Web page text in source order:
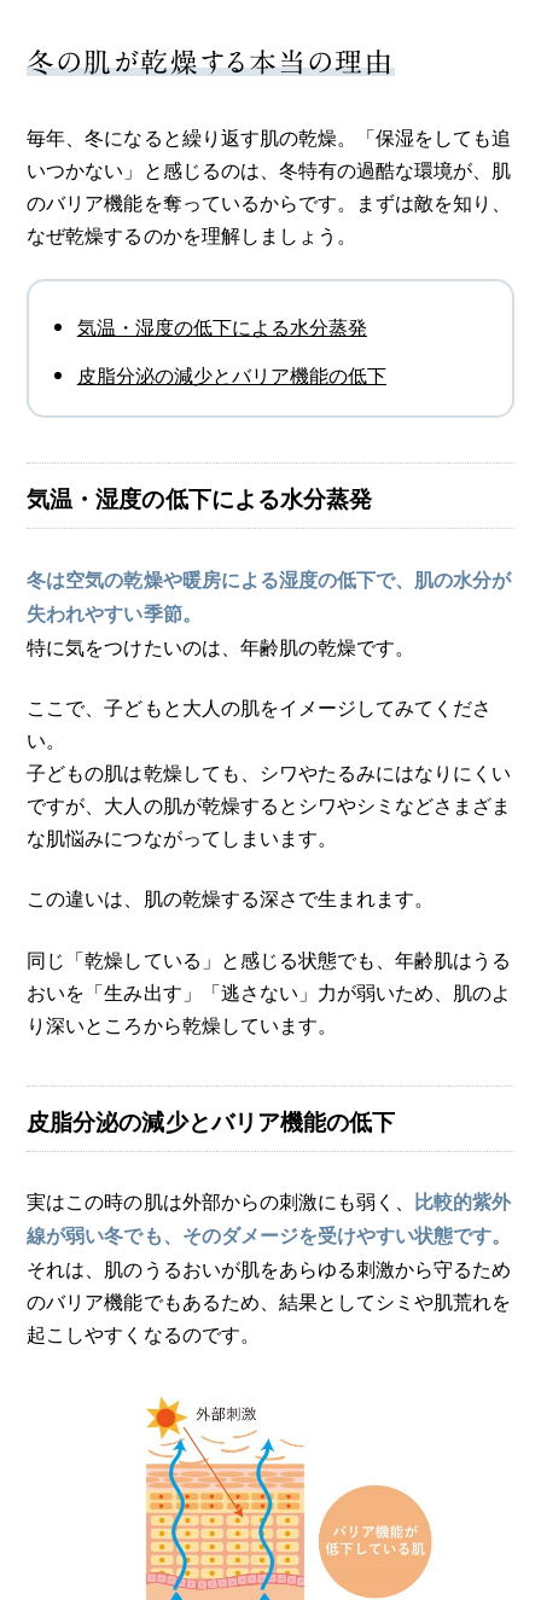
冬の肌が乾燥する本当の理由
毎年、冬になると繰り返す肌の乾燥。「保湿をしても追
いつかない」と感じるのは、冬特有の過酷な環境が、肌
のバリア機能を奪っているからです。まずは敵を知り、
なぜ乾燥するのかを理解しましょう。
気温・湿度の低下による水分蒸発
皮脂分泌の減少とバリア機能の低下
気温・湿度の低下による水分蒸発
冬は空気の乾燥や暖房による湿度の低下で、肌の水分が
失われやすい季節。
特に気をつけたいのは、年齢肌の乾燥です。
ここで、子どもと大人の肌をイメージしてみてくださ
い。
子どもの肌は乾燥しても、シワやたるみにはなりにくい
ですが、大人の肌が乾燥するとシワやシミなどさまざま
な肌悩みにつながってしまいます。
この違いは、肌の乾燥する深さで生まれます。
同じ「乾燥している」と感じる状態でも、年齢肌はうる
おいを「生み出す」「逃さない」力が弱いため、肌のよ
り深いところから乾燥しています。
皮脂分泌の減少とバリア機能の低下
実はこの時の肌は外部からの刺激にも弱く、 比較的紫外
線が弱い冬でも、そのダメージを受けやすい状態です。
それは、肌のうるおいが肌をあらゆる刺激から守るため
のバリア機能でもあるため、結果としてシミや肌荒れを
起こしやすくなるのです。